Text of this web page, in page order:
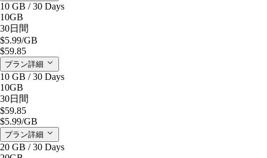
10 GB / 30 Days
10GB
30日間
$5.99/GB
$59.85
プラン詳細
10 GB / 30 Days
10GB
30日間
$59.85
$5.99/GB
プラン詳細
20 GB / 30 Days